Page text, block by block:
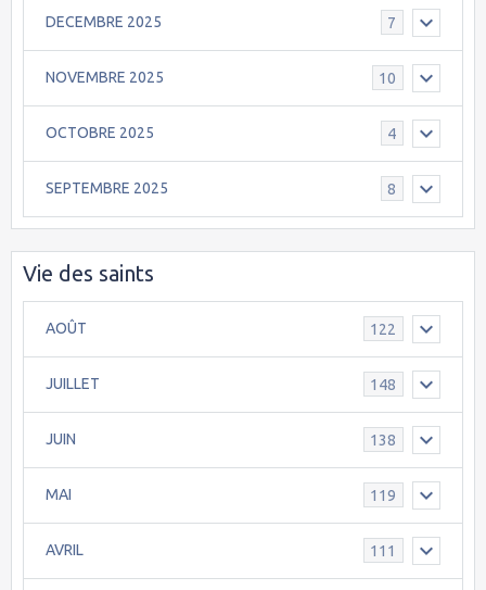
DECEMBRE 2025 7
NOVEMBRE 2025 10
OCTOBRE 2025 4
SEPTEMBRE 2025 8
Vie des saints
AOÛT 122
JUILLET 148
JUIN 138
MAI 119
AVRIL 111